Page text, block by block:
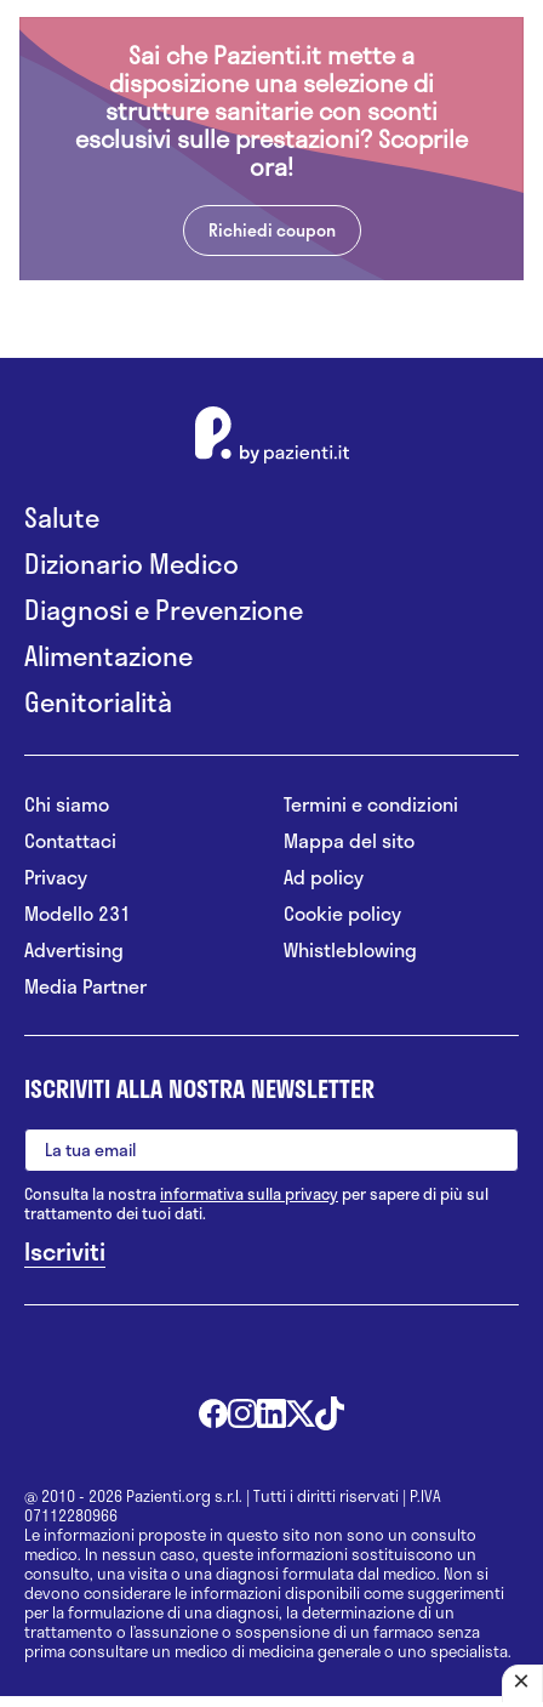
Sai che Pazienti.it mette a
disposizione una selezione di
strutture sanitarie con sconti
esclusivi sulle prestazioni? Scoprile
ora!
Richiedi coupon
Salute
Dizionario Medico
Diagnosi e Prevenzione
Alimentazione
Genitorialità
Chi siamo
Contattaci
Privacy
Modello 231
Advertising
Media Partner
Termini e condizioni
Mappa del sito
Ad policy
Cookie policy
Whistleblowing
ISCRIVITI ALLA NOSTRA NEWSLETTER
Consulta la nostrainformativa sulla privacy per sapere di più sul
trattamento dei tuoi dati.
@ 2010 - 2026 Pazienti.org s.r.l. | Tutti i diritti riservati | P.IVA
07112280966
Le informazioni proposte in questo sito non sono un consulto
medico. In nessun caso, queste informazioni sostituiscono un
consulto, una visita o una diagnosi formulata dal medico. Non si
devono considerare le informazioni disponibili come suggerimenti
per la formulazione di una diagnosi, la determinazione di un
trattamento o l’assunzione o sospensione di un farmaco senza
prima consultare un medico di medicina generale o uno specialista.